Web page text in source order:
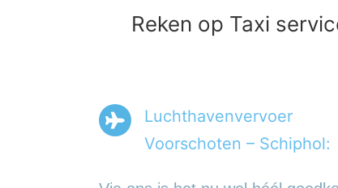
Reken op Taxi
Luchthavenvervoer
Voorschoten – Schiphol: